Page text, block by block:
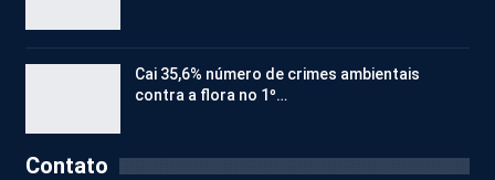
Cai 35,6% número de crimes ambientais
contra a flora no 1º…
Contato